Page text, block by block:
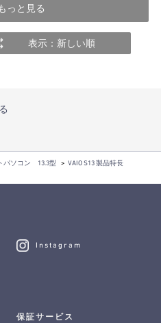
っと見る
表示：新しい順
パソコン 13.3型 > VAIO S13 製品特長
Instagram
保証サービス